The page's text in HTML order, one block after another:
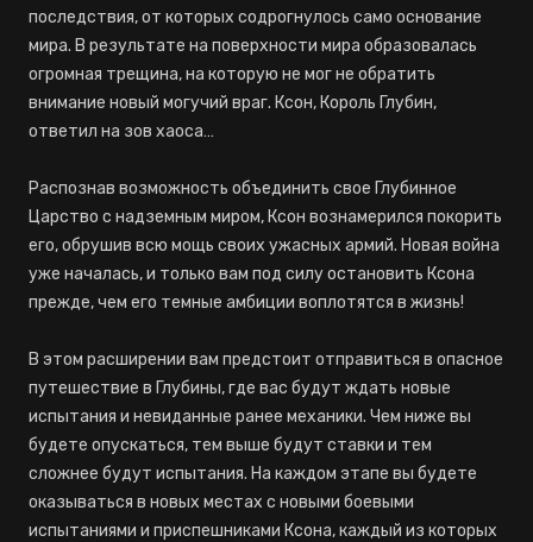
последствия, от которых содрогнулось само основание
мира. В результате на поверхности мира образовалась
огромная трещина, на которую не мог не обратить
внимание новый могучий враг. Ксон, Король Глубин,
ответил на зов хаоса…
Распознав возможность объединить свое Глубинное
Царство с надземным миром, Ксон вознамерился покорить
его, обрушив всю мощь своих ужасных армий. Новая война
уже началась, и только вам под силу остановить Ксона
прежде, чем его темные амбиции воплотятся в жизнь!
В этом расширении вам предстоит отправиться в опасное
путешествие в Глубины, где вас будут ждать новые
испытания и невиданные ранее механики. Чем ниже вы
будете опускаться, тем выше будут ставки и тем
сложнее будут испытания. На каждом этапе вы будете
оказываться в новых местах с новыми боевыми
испытаниями и приспешниками Ксона, каждый из которых